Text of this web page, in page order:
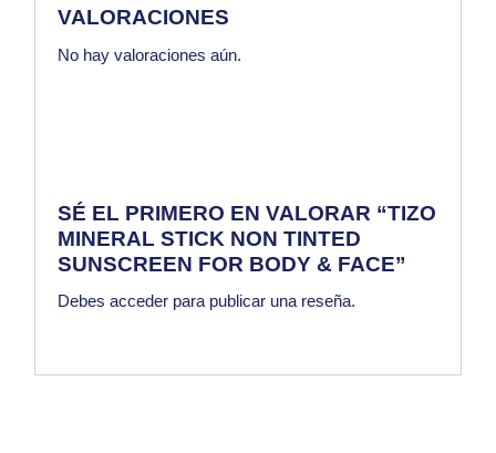
VALORACIONES
No hay valoraciones aún.
SÉ EL PRIMERO EN VALORAR “TIZO
MINERAL STICK NON TINTED
SUNSCREEN FOR BODY & FACE”
Debesacceder para publicar una reseña.